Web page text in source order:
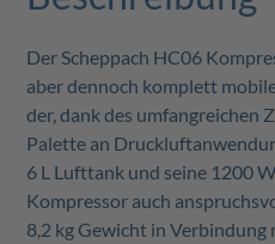
Der Scheppach HC06
aber dennoch komplett
der, dank des umfangreichen
Palette an
6 L Lufttank und seine 1200
Kompressor auch
8,2 kg Gewicht in Verbindung